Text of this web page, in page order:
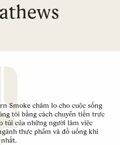
Smoke chăm lo cho cuộc sống
tôi bằng cách chuyển tiền trực
túi của những người làm việc
thực phẩm và đồ uống khi